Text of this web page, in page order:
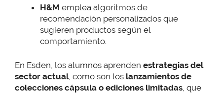
H&M emplea algoritmos de
recomendación personalizados que
sugieren productos según el
comportamiento.
En Esden, los alumnos aprenden estrategias del
sector actual, como son los lanzamientos de
colecciones cápsula o ediciones limitadas , que